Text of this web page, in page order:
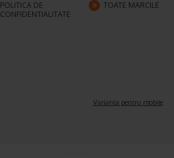
POLITICA DE
CONFIDENTIALITATE
TOATE MARCILE
Varianta pentru mobile